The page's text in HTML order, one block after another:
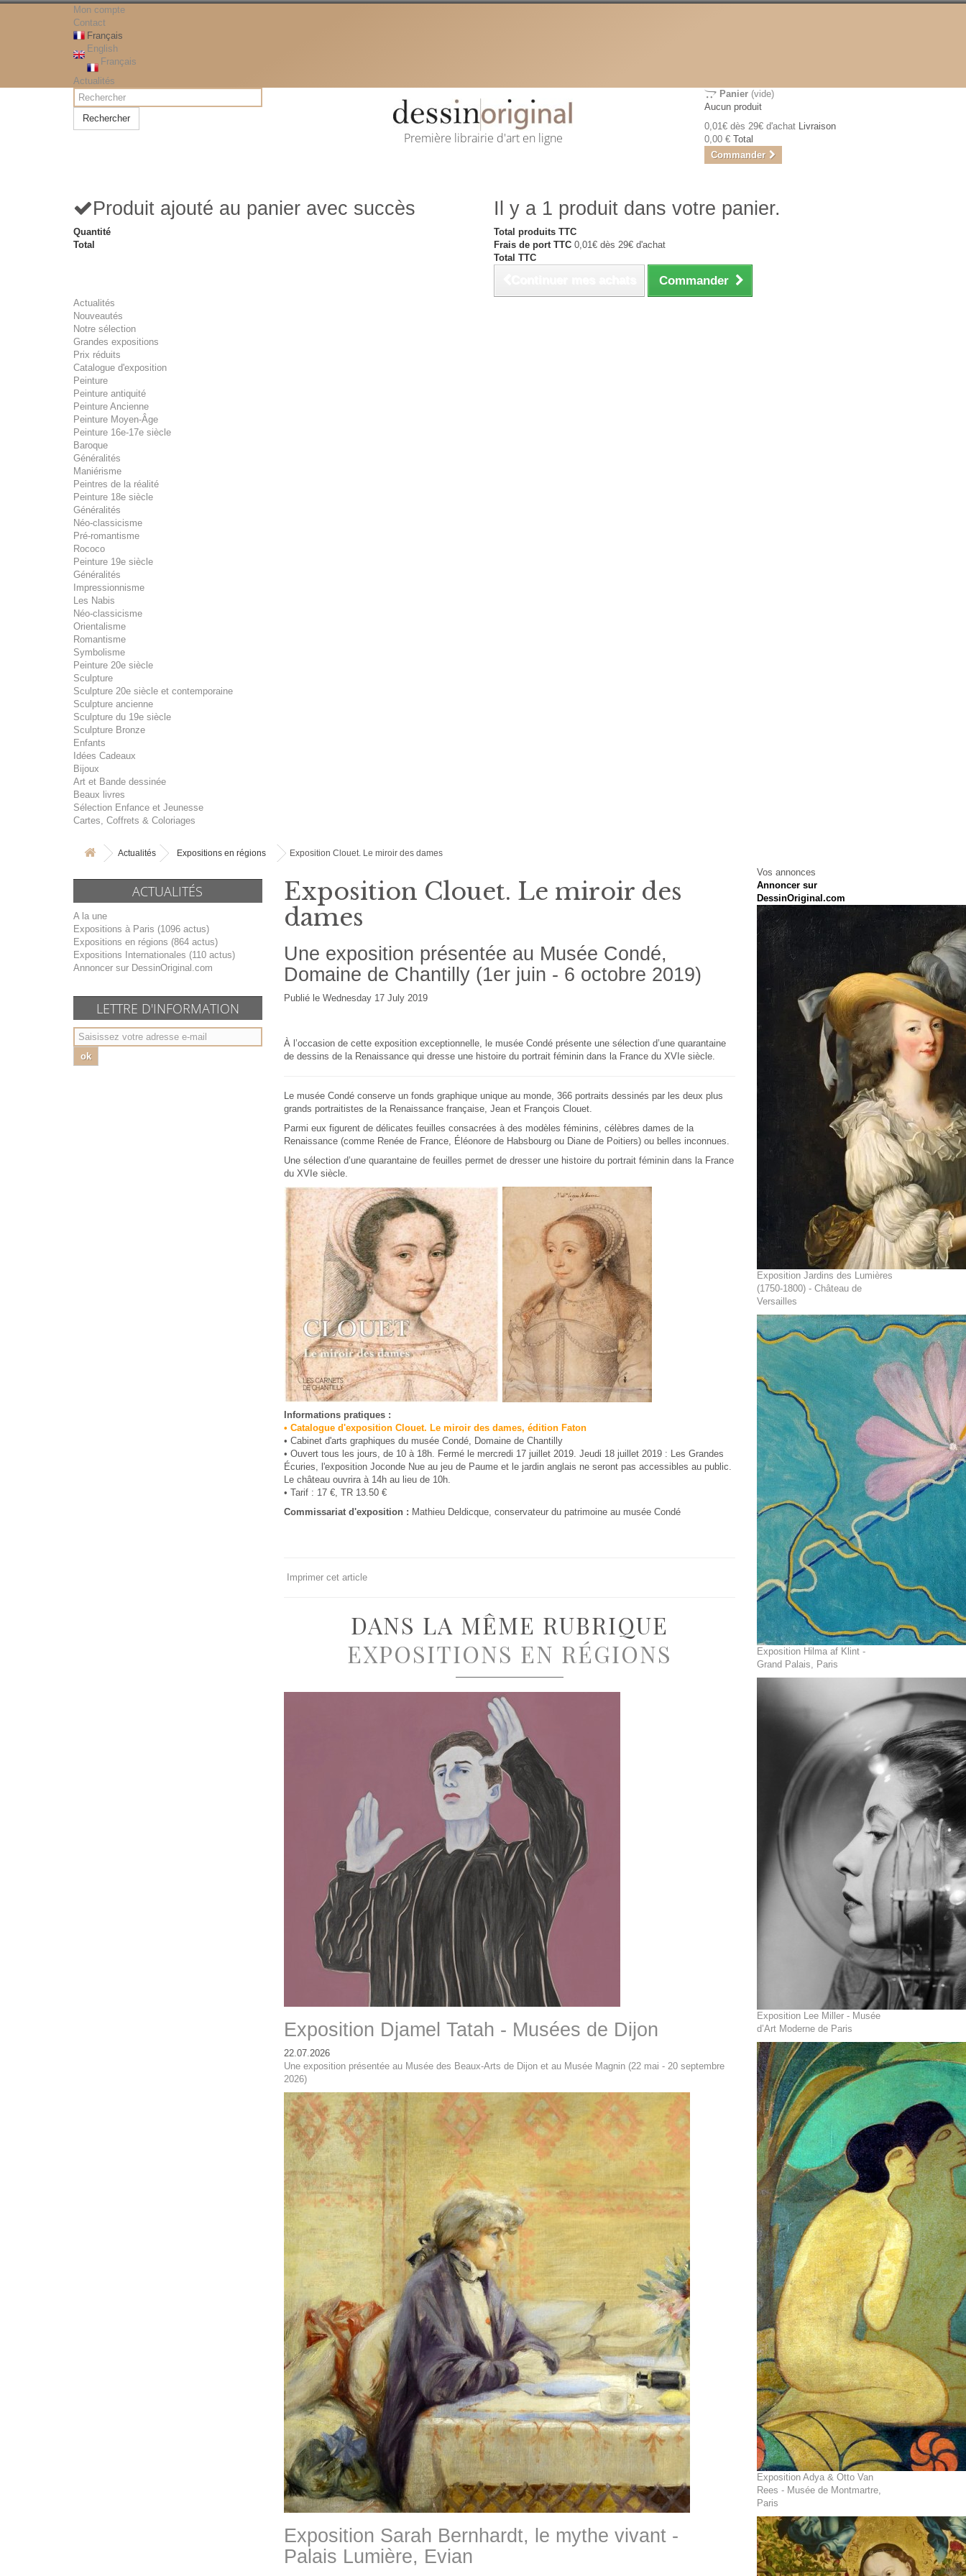
Mon compte
Contact
Français
English
Français
Actualités
Rechercher
Première librairie d'art en ligne
Panier (vide)
Aucun produit
0,01€ dès 29€ d'achat Livraison
0,00 € Total
Commander
Produit ajouté au panier avec succès
Quantité
Total
Il y a 1 produit dans votre panier.
Total produits TTC
Frais de port TTC 0,01€ dès 29€ d'achat
Total TTC
Commander
Actualités
Nouveautés
Notre sélection
Grandes expositions
Prix réduits
Catalogue d'exposition
Peinture
Peinture antiquité
Peinture Ancienne
Peinture Moyen-Âge
Peinture 16e-17e siècle
Baroque
Généralités
Maniérisme
Peintres de la réalité
Peinture 18e siècle
Généralités
Néo-classicisme
Pré-romantisme
Rococo
Peinture 19e siècle
Généralités
Impressionnisme
Les Nabis
Néo-classicisme
Orientalisme
Romantisme
Symbolisme
Peinture 20e siècle
Sculpture
Sculpture 20e siècle et contemporaine
Sculpture ancienne
Sculpture du 19e siècle
Sculpture Bronze
Enfants
Idées Cadeaux
Bijoux
Art et Bande dessinée
Beaux livres
Sélection Enfance et Jeunesse
Cartes, Coffrets & Coloriages
Actualités Expositions en régions Exposition Clouet. Le miroir des dames
ACTUALITÉS
A la une
Expositions à Paris (1096 actus)
Expositions en régions (864 actus)
Expositions Internationales (110 actus)
Annoncer sur DessinOriginal.com
LETTRE D'INFORMATION
ok
Exposition Clouet. Le miroir des
dames
Une exposition présentée au Musée Condé,
Domaine de Chantilly (1er juin - 6 octobre 2019)
Publié le Wednesday 17 July 2019
À l’occasion de cette exposition exceptionnelle, le musée Condé présente une sélection d’une quarantaine
de dessins de la Renaissance qui dresse une histoire du portrait féminin dans la France du XVIe siècle.
Le musée Condé conserve un fonds graphique unique au monde, 366 portraits dessinés par les deux plus
grands portraitistes de la Renaissance française, Jean et François Clouet.
Parmi eux figurent de délicates feuilles consacrées à des modèles féminins, célèbres dames de la
Renaissance (comme Renée de France, Éléonore de Habsbourg ou Diane de Poitiers) ou belles inconnues.
Une sélection d’une quarantaine de feuilles permet de dresser une histoire du portrait féminin dans la France
du XVIe siècle.
Informations pratiques :
• Catalogue d'exposition Clouet. Le miroir des dames, édition Faton
• Cabinet d'arts graphiques du musée Condé, Domaine de Chantilly
• Ouvert tous les jours, de 10 à 18h. Fermé le mercredi 17 juillet 2019. Jeudi 18 juillet 2019 : Les Grandes
Écuries, l'exposition Joconde Nue au jeu de Paume et le jardin anglais ne seront pas accessibles au public.
Le château ouvrira à 14h au lieu de 10h.
• Tarif : 17 €, TR 13.50 €
Commissariat d'exposition : Mathieu Deldicque, conservateur du patrimoine au musée Condé
Imprimer cet article
DANS LA MÊME RUBRIQUE
EXPOSITIONS EN RÉGIONS
Exposition Djamel Tatah - Musées de Dijon
22.07.2026
Une exposition présentée au Musée des Beaux-Arts de Dijon et au Musée Magnin (22 mai - 20 septembre
2026)
Exposition Sarah Bernhardt, le mythe vivant -
Palais Lumière, Evian
Vos annonces
Annoncer sur
DessinOriginal.com
Exposition Jardins des Lumières
(1750-1800) - Château de
Versailles
Exposition Hilma af Klint -
Grand Palais, Paris
Exposition Lee Miller - Musée
d’Art Moderne de Paris
Exposition Adya & Otto Van
Rees - Musée de Montmartre,
Paris